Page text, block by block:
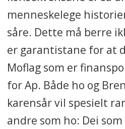
menneskelege
såre. Dette må berre
er garantistane for at
Moflag som er
for Ap. Både ho og
karensår vil spesielt
andre som ho: Dei